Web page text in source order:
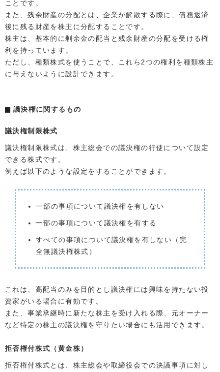
ことです。
また、残余財産の分配とは、企業が解散する際に、債務返済
後に残る財産を株主に分配することです。
株主は、基本的に剰余金の配当と残余財産の分配を受ける権
利を持っています。
ただし、種類株式を使うことで、これら2つの権利を種類株主
に与えないように設計できます。
議決権に関するもの
議決権制限株式
議決権制限株式は、株主総会での議決権の行使について設定
できる株式です。
例えば以下のような設定をすることができます。
一部の事項について議決権を有しない
一部の事項について議決権を有する
すべての事項について議決権を有しない（完
全無議決権株式）
これは、高配当のみを目的とし議決権には興味を持たない投
資家がいる場合に有効です。
また、事業承継時に新たな株主を受け入れる際、元オーナー
など特定の株主の議決権を守りたい場合にも活用できます。
拒否権付株式（黄金株）
拒否権付株式とは、株主総会や取締役会での決議事項に対し